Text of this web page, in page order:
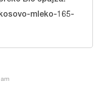
mleko-165-